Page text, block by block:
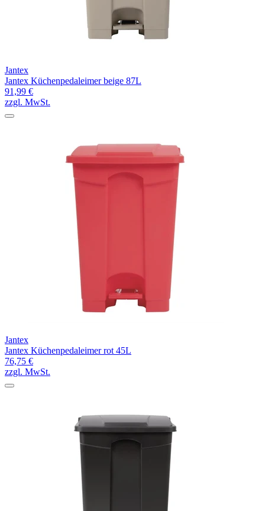
Jantex
Jantex Küchenpedaleimer beige 87L
91,99 €
zzgl. MwSt.
Jantex
Jantex Küchenpedaleimer rot 45L
76,75 €
zzgl. MwSt.